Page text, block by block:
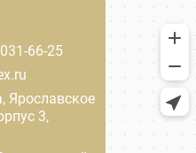
66-25
Ярославское
3,